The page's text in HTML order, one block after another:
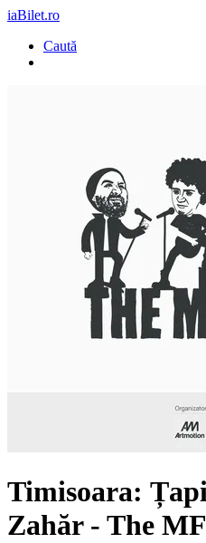
iaBilet.ro
Caută
Timisoara:
Zahăr- The